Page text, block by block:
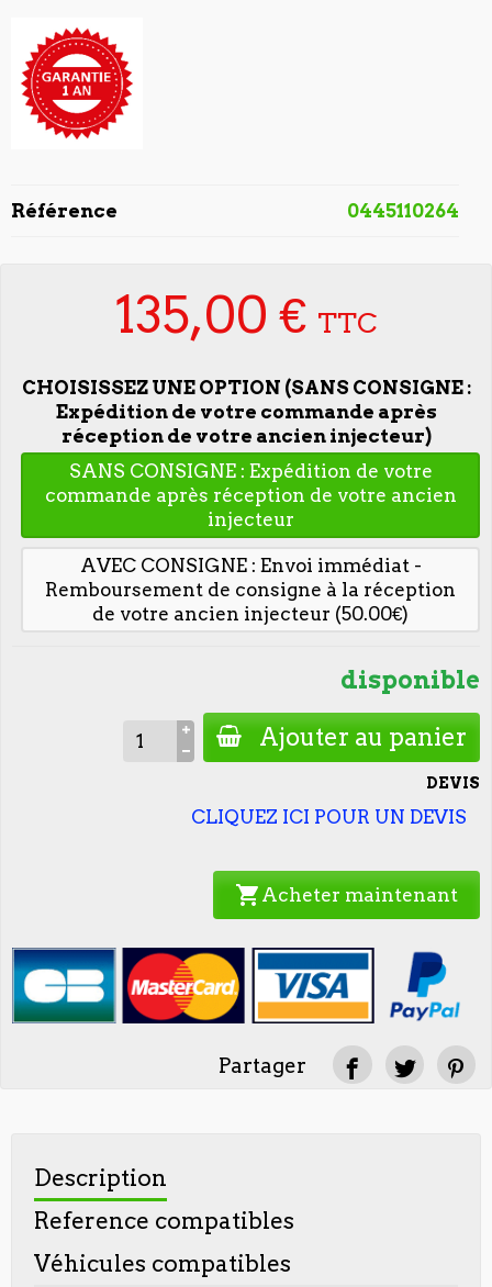
Référence 0445110264
135,00 € TTC
CHOISISSEZ UNE OPTION (SANS CONSIGNE :
Expédition de votre commande après
réception de votre ancien injecteur)
SANS CONSIGNE : Expédition de votre
commande après réception de votre ancien
injecteur
AVEC CONSIGNE : Envoi immédiat -
Remboursement de consigne à la réception
de votre ancien injecteur (50.00€)
disponible
Ajouter au panier
DEVIS
CLIQUEZ ICI POUR UN DEVIS
shopping_cart Acheter maintenant
Partager
Description
Reference compatibles
Véhicules compatibles